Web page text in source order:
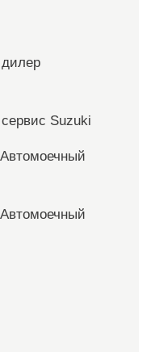
Suzuki